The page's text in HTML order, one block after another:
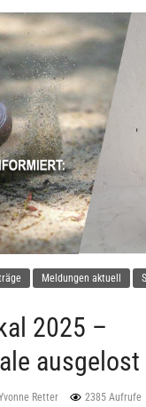
Meldungen aktuell
2025 –
ausgelost
Retter 2385 Aufrufe